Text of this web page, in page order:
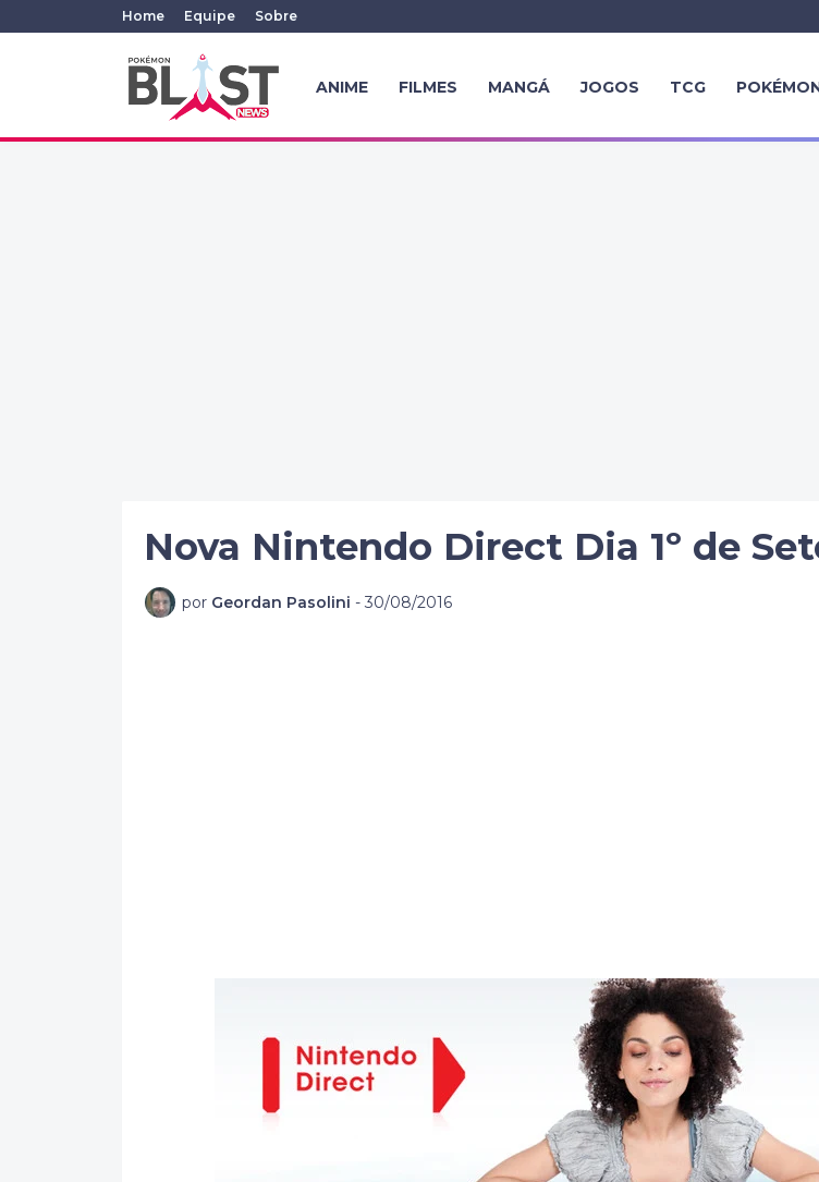
Home Equipe Sobre
ANIME FILMES MANGÁ JOGOS TCG
Nova Nintendo Direct Dia 1º de
por Geordan Pasolini - 30/08/2016